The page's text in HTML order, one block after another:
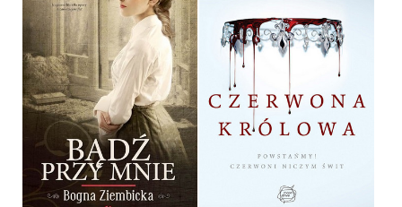
BĄDŹ PRZY MNIE
BOGNA ZIEMBICKA
OPRAWA MIĘKKA
34,90 ZŁ
CZERWONA KRÓLOWA
VICTORIA AVEYARD
OPRAWA MIĘKKA
34,90 ZŁ